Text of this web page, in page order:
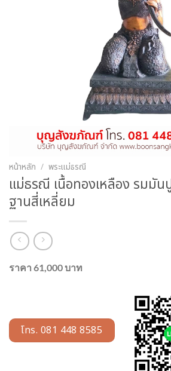
หน้าหลัก / พระแม่ธรณี
แม่ธรณี เนื้อทองเหลือง รมมั
ฐานสี่เหลี่ยม
ราคา 61,000 บาท
โทร. 081 448 8585